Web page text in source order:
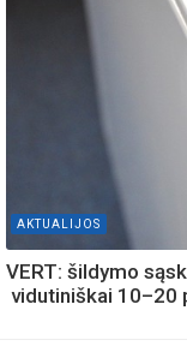
AKTUALIJOS
VERT: šildymo
vidutiniškai 10–20